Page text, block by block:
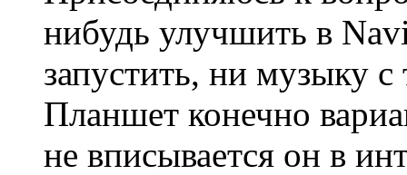
нибудь улучшить в
запустить, ни музыку с
Планшет конечно
не вписывается он в